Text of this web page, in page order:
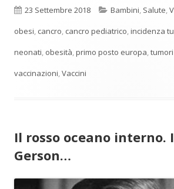
Pubblicato
23 Settembre 2018 Categorie
Bambini, Salute,
obesi, cancro, cancro pediatrico,incidenza
neonati, obesità,primo posto europa,
vaccinazioni,Vaccini
Il rosso oceano interno.
Gerson…